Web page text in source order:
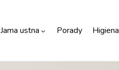
Jama ustna Porady Higiena